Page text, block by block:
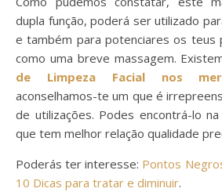
dupla função, poderá ser utilizado
e também para potenciares os teus
como uma breve massagem.
de Limpeza Facial nos
aconselhamos-te um que é
de utilizações. Podes encontrá-lo
que tem melhor relação qualidade
Poderás ter interesse: Pontos
10 Dicas para tratar e diminuir.